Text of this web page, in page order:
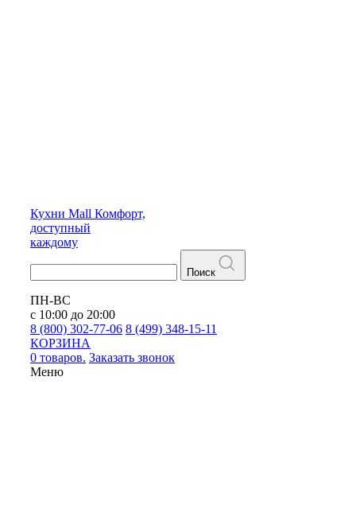
Кухни Mall Комфорт,
доступный
каждому
Поиск
ПН-ВС
с 10:00 до 20:00
8 (800) 302-77-06 8 (499) 348-15-11
КОРЗИНА
0 товаров. Заказать звонок
Меню